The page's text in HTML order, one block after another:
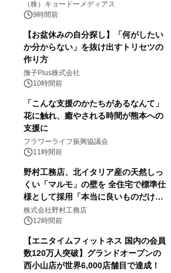
マジで来い』キービジュアル解禁！
（株）キョードーメディアス
9時間前
【お盆休みの自分探し】「何がしたい
か分からない」を抜け出すトリセツの
作り方
撫子Plus株式会社
10時間前
「こんな支援のかたちがあるなんて」
花に触れ、癒やされる時間が熊本への
支援に
フラワーライフ振興協議会
11時間前
野村工務店、北イタリア産の天然しっ
くい「マルモ」の壁を 全住宅で標準仕
様として採用「本当に良いものだけに
こだわる」
株式会社野村工務店
12時間前
【エニタイムフィットネス 国内の会員
数120万人突破】グランドオープンの
西小山店が世界6,000店舗目で達成！